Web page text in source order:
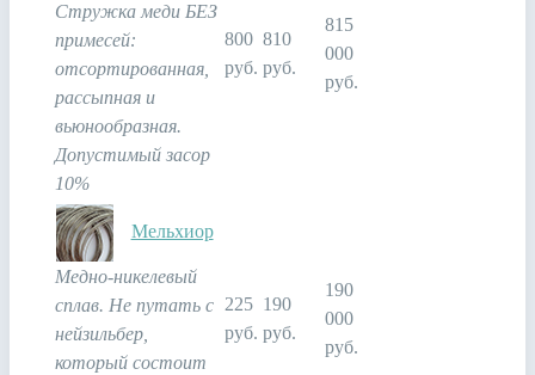
Стружка меди БЕЗ
примесей:
отсортированная,
рассыпная и
вьюнообразная.
Допустимый засор
10%
800
руб.
810
руб.
815
000
руб.
Мельхиор
Медно-никелевый
сплав. Не путать с
нейзильбер,
который состоит
225
руб.
190
руб.
190
000
руб.